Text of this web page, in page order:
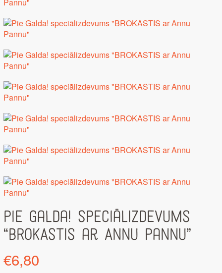
Pie Galda! speciālizdevums
“BROKASTIS ar Annu Pannu”
€6,80